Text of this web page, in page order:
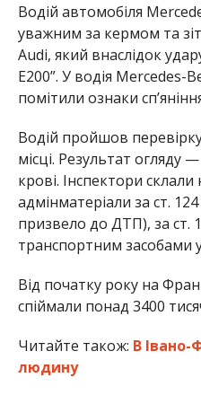
Водій автомобіля
уважним за кермом та
Audi, який внаслідок
E200”. У водія Mercedes-
помітили ознаки
Водій пройшов перевірку
місці. Результат огляду
крові. Інспектори
адмінматеріали за ст.
призвело до ДТП), за ст.
транспортним засобами у
Від початку року на
спіймали понад 3400
Читайте також: В Івано-
людину